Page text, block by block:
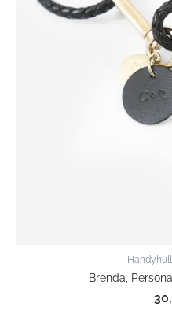
Brenda,